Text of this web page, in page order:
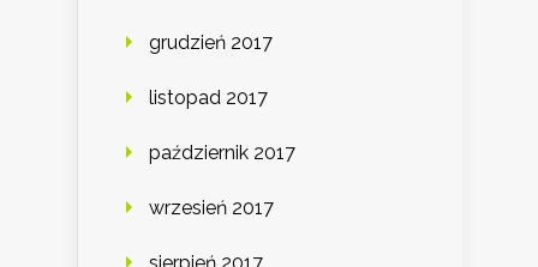
grudzień 2017
listopad 2017
październik 2017
wrzesień 2017